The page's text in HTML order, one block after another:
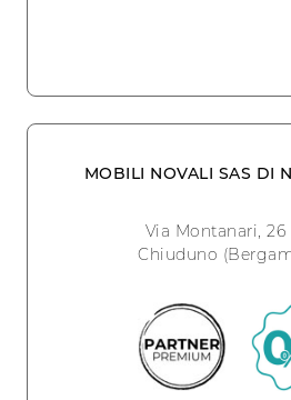
MOBILI NOVALI SAS DI
Via Montanari, 26
Chiuduno